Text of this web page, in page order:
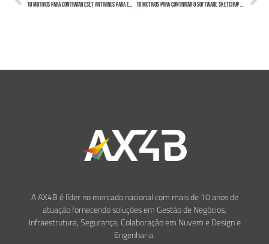
10 Motivos para Contratar ESET Antivírus para Empresas 10 Motivos para Contratar o Software SketchUp para Empresas
A AX4B é líder no mercado nacional com mais de 10 anos de
atuação fornecendo soluções em Gestão de Negócios,
Infraestrutura, Segurança, Colaboração em Nuvem e Design e
Engenharia.